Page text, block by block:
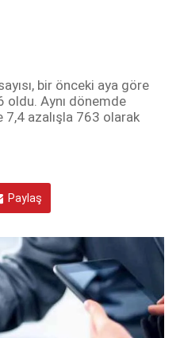
bir önceki aya göre
oldu. Aynı dönemde
7,4 azalışla 763 olarak
Paylaş